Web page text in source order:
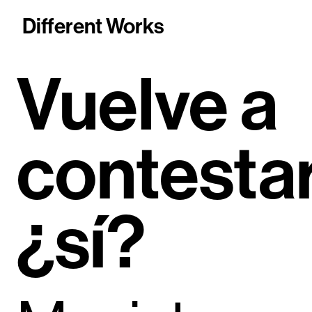
Different Works
Vuelve a
¿sí?